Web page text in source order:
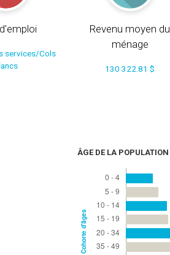
services/Cols
Revenu moyen du
ménage
130 322.81 $
ÂGE DE LA POPULATION